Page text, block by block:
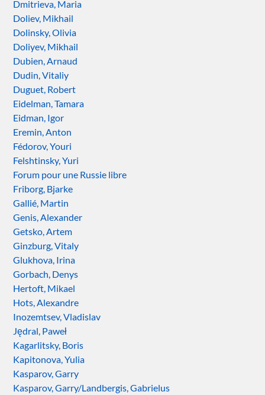
Dmitrieva, Maria
Doliev, Mikhail
Dolinsky, Olivia
Doliyev, Mikhail
Dubien, Arnaud
Dudin, Vitaliy
Duguet, Robert
Eidelman, Tamara
Eidman, Igor
Eremin, Anton
Fédorov, Youri
Felshtinsky, Yuri
Forum pour une Russie libre
Friborg, Bjarke
Gallié, Martin
Genis, Alexander
Getsko, Artem
Ginzburg, Vitaly
Glukhova, Irina
Gorbach, Denys
Hertoft, Mikael
Hots, Alexandre
Inozemtsev, Vladislav
Jędral, Paweł
Kagarlitsky, Boris
Kapitonova, Yulia
Kasparov, Garry
Kasparov, Garry/Landbergis, Gabrielus